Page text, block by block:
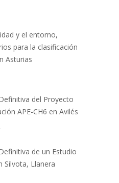
y el entorno,
para la clasificación
Asturias
del Proyecto
APE-CH6 en Avilés
de un Estudio
Silvota, Llanera